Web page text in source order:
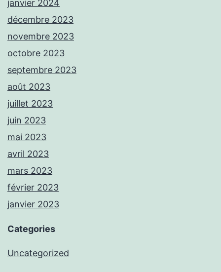
janvier 2024
décembre 2023
novembre 2023
octobre 2023
septembre 2023
août 2023
juillet 2023
juin 2023
mai 2023
avril 2023
mars 2023
février 2023
janvier 2023
Categories
Uncategorized